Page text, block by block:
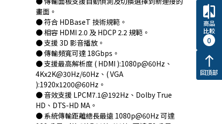
畫面。
● 符合 HDBaseT 技術規範。
● 相容 HDMI 2.0 及 HDCP 2.2 規範。
● 支援 3D 影音播放。
● 傳輸頻寬可達 18Gbps。
● 支援最高解析度 ( HDMI ):1080p@60Hz、
4Kx2K@30Hz/60Hz、( VGA
):1920x1200@60Hz。
● 音效支援 LPCM7.1@192Hz、Dolby True
HD、DTS-HD MA。
● 系統傳輸距離總長最遠 1080p@60Hz 可達
compare
商品
比較
0
north
回頂部